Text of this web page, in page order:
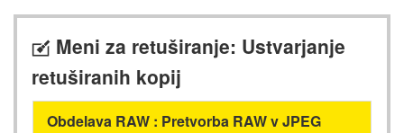
N Meni za retuširanje: Ustvarjanje
retuširanih kopij
Obdelava RAW : Pretvorba RAW v JPEG